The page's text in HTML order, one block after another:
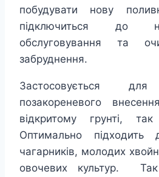
побудувати нову
підключиться до
обслуговування та
забруднення.
Застосовується
позакореневого
відкритому грунті,
Оптимально підходить
чагарників, молодих
овочевих культур.